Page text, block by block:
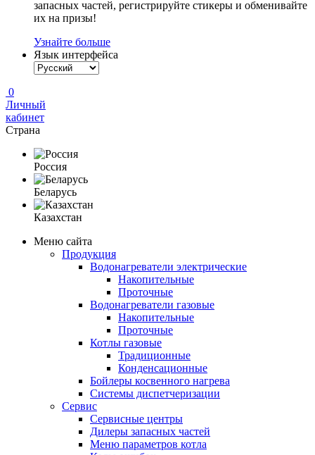
запасных частей, регистрируйте стикеры и обменивайте
их на призы!
Узнайте больше
Язык интерфейса
0
Личный
кабинет
Страна
Россия
Беларусь
Казахстан
Меню сайта
Продукция
Водонагреватели электрические
Накопительные
Проточные
Водонагреватели газовые
Накопительные
Проточные
Котлы газовые
Традиционные
Конденсационные
Бойлеры косвенного нагрева
Системы диспетчеризации
Сервис
Сервисные центры
Дилеры запасных частей
Меню параметров котла